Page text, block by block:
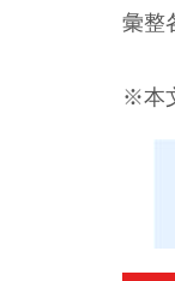
彙整
※本